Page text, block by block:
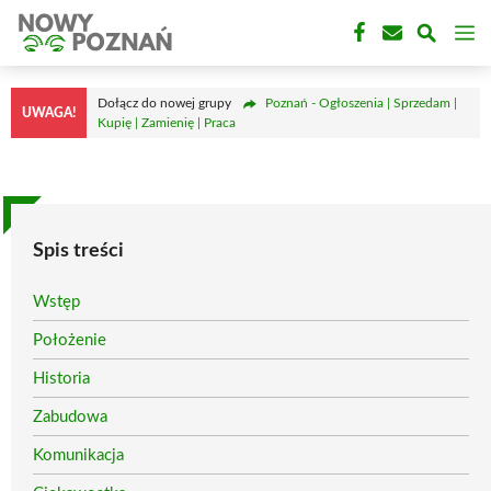
Przejdź
treści
UWAGA!
Dołącz do nowej grupy
Poznań - Ogłoszenia | Sprzedam |
Kupię | Zamienię | Praca
Spis treści
Wstęp
Położenie
Historia
Zabudowa
Komunikacja